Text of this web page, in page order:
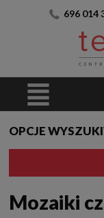
696 014
OPCJE
Mozaiki